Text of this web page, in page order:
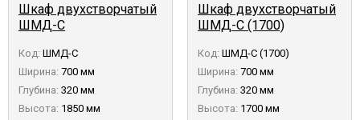
Шкаф двухстворчатый
ШМД-С
Код: ШМД-С
Ширина: 700 мм
Глубина: 320 мм
Высота: 1850 мм
Шкаф двухстворчатый
ШМД-С (1700)
Код: ШМД-С (1700)
Ширина: 700 мм
Глубина: 320 мм
Высота: 1700 мм